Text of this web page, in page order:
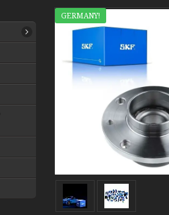
GERMANY!